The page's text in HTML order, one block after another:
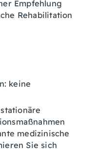
Empfehlung
Rehabilitation
keine
medizinische
Sie sich